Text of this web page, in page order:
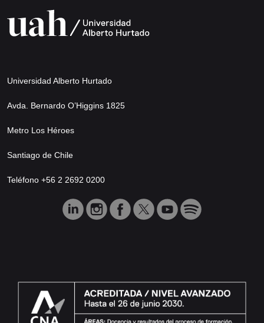
Universidad Alberto Hurtado
Avda. Bernardo O’Higgins 1825
Metro Los Héroes
Santiago de Chile
Teléfono +56 2 2692 0200